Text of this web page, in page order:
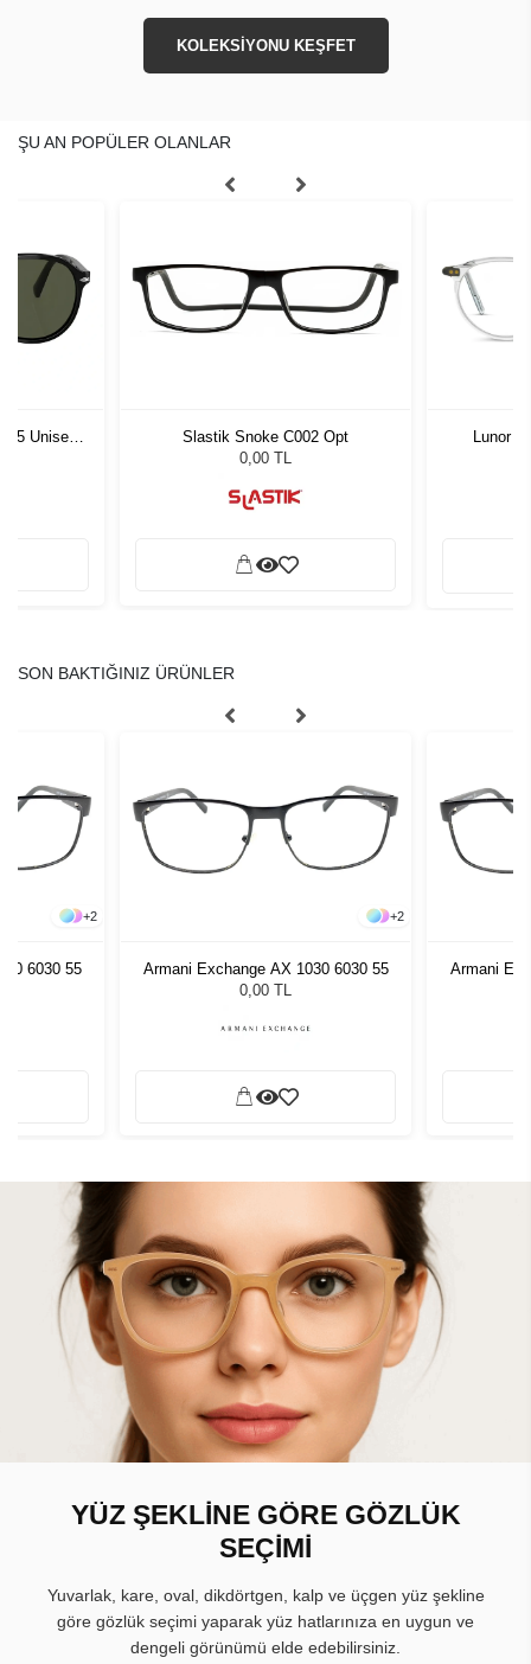
KOLEKSİYONU KEŞFET
ŞU AN POPÜLER OLANLAR
55 Unisex
Slastik Snoke C002 Opt
0,00 TL
Lunor
SON BAKTIĞINIZ ÜRÜNLER
+2
6030 55
+2
Armani Exchange AX 1030 6030 55
0,00 TL
Armani
YÜZ ŞEKLİNE GÖRE GÖZLÜK
SEÇİMİ
Yuvarlak, kare, oval, dikdörtgen, kalp ve üçgen yüz şekline
göre gözlük seçimi yaparak yüz hatlarınıza en uygun ve
dengeli görünümü elde edebilirsiniz.